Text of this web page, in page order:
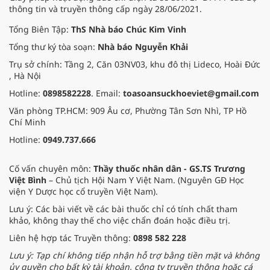
pháp Nam y thuần Việt, giúp xoa
dịu cơn đau và nâng cao sức khỏe
cho các cựu chiến binh trước sự
thay đổi đột ngột của thời tiết.
thông tin và truyền thông cấp ngày 28/06/2021.
Tổng Biên Tập: ThS Nhà báo Chúc Kim Vinh
Tổng thư ký tòa soạn: Nhà báo Nguyễn Khải
Trụ sở chính: Tầng 2, Căn 03NV03, khu đô thị Lideco, Hoài Đức
, Hà Nội
Hotline: 0898582228. Email: toasoansuckhoeviet@gmail.com
Văn phòng TP.HCM: 909 Âu cơ, Phường Tân Sơn Nhì, TP Hồ
Chí Minh
Hotline: 0949.737.666
Cố vấn chuyên môn: Thầy thuốc nhân dân - GS.TS Trương
Việt Bình – Chủ tịch Hội Nam Y Việt Nam. (Nguyên GĐ Học
viện Y Dược học cổ truyền Việt Nam).
Lưu ý: Các bài viết về các bài thuốc chỉ có tính chất tham
khảo, không thay thế cho việc chẩn đoán hoặc điều trị.
Liên hệ hợp tác Truyền thông: 0898 582 228
Lưu ý: Tạp chí không tiếp nhận hỗ trợ bằng tiền mặt và không
ủy quyền cho bất kỳ tài khoản, công ty truyền thông hoặc cá